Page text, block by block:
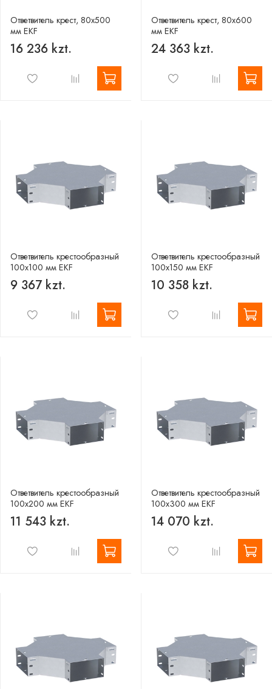
Ответвитель крест, 80х500
мм EKF
16 236 kzt.
Ответвитель крест, 80х600
мм EKF
24 363 kzt.
Ответвитель крестообразный
100х100 мм EKF
9 367 kzt.
Ответвитель крестообразный
100х150 мм EKF
10 358 kzt.
Ответвитель крестообразный
100х200 мм EKF
11 543 kzt.
Ответвитель крестообразный
100х300 мм EKF
14 070 kzt.